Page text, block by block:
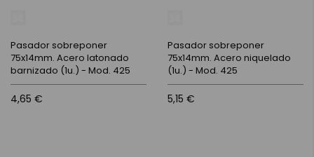
Pasador sobreponer
75x14mm. Acero latonado
barnizado (1u.) - Mod. 425
4,65 €
Pasador sobreponer
75x14mm. Acero niquelado
(1u.) - Mod. 425
5,15 €